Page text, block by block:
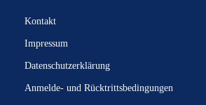
Kontakt
Impressum
Datenschutzerklärung
Anmelde- und Rücktrittsbedingungen